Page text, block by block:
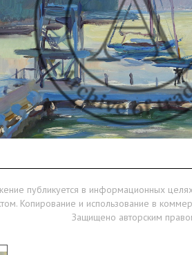
публикуется в информационных
Копирование и использование в
Защищено авторским